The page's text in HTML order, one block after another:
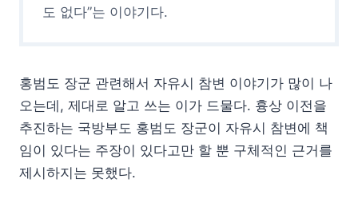
도 없다”는 이야기다.
홍범도 장군 관련해서 자유시 참변 이야기가 많이 나
오는데, 제대로 알고 쓰는 이가 드물다. 흉상 이전을
추진하는 국방부도 홍범도 장군이 자유시 참변에 책
임이 있다는 주장이 있다고만 할 뿐 구체적인 근거를
제시하지는 못했다.